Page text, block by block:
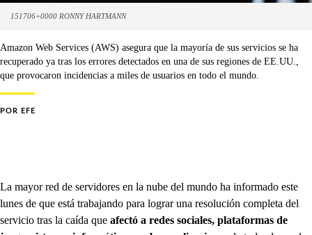
151706+0000 RONNY HARTMANN
Amazon Web Services (AWS) asegura que la mayoría de sus servicios se ha
recuperado ya tras los errores detectados en una de sus regiones de EE.UU.,
que provocaron incidencias a miles de usuarios en todo el mundo.
POR EFE
La mayor red de servidores en la nube del mundo ha informado este
lunes de que está trabajando para lograr una resolución completa del
servicio tras la caída que afectó a redes sociales, plataformas de